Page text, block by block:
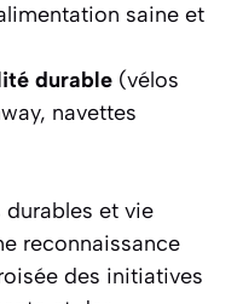
saine et
durable (vélos
navettes
et vie
reconnaissance
des initiatives